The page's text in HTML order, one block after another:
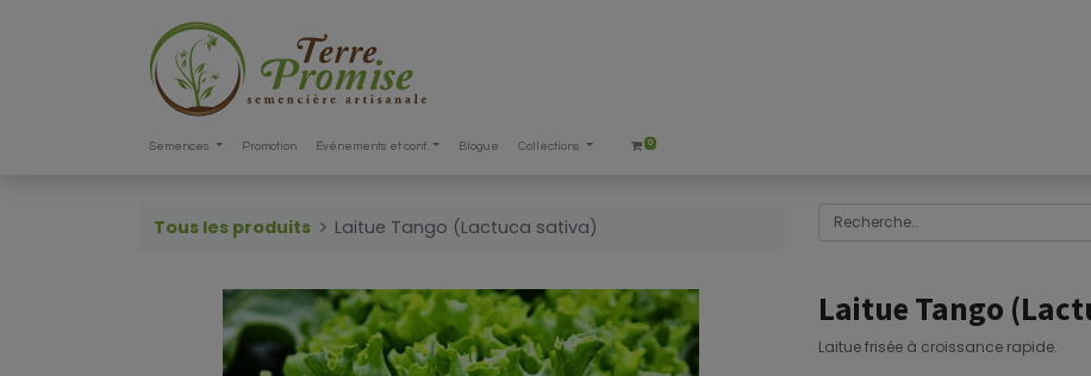
Semences Promotion Événements et conf. Blogue Collections 0
Tous les produits Laitue Tango (Lactuca sativa)
Laitue Tango
Laitue frisée à croissance rapide.